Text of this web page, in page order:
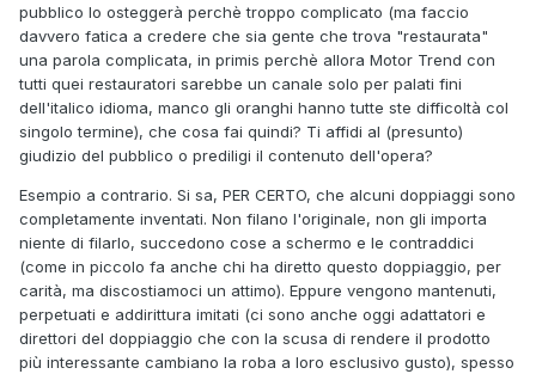
pubblico lo osteggerà perchè troppo complicato (ma faccio
davvero fatica a credere che sia gente che trova "restaurata"
una parola complicata, in primis perchè allora Motor Trend con
tutti quei restauratori sarebbe un canale solo per palati fini
dell'italico idioma, manco gli oranghi hanno tutte ste difficoltà col
singolo termine), che cosa fai quindi? Ti affidi al (presunto)
giudizio del pubblico o prediligi il contenuto dell'opera?
Esempio a contrario. Si sa, PER CERTO, che alcuni doppiaggi sono
completamente inventati. Non filano l'originale, non gli importa
niente di filarlo, succedono cose a schermo e le contraddici
(come in piccolo fa anche chi ha diretto questo doppiaggio, per
carità, ma discostiamoci un attimo). Eppure vengono mantenuti,
perpetuati e addirittura imitati (ci sono anche oggi adattatori e
direttori del doppiaggio che con la scusa di rendere il prodotto
più interessante cambiano la roba a loro esclusivo gusto), spesso